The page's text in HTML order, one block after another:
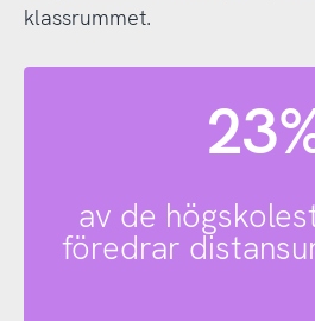
klassrummet.
av de
föredrar